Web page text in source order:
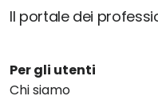
Il portale dei
Per gli utenti
Chi siamo